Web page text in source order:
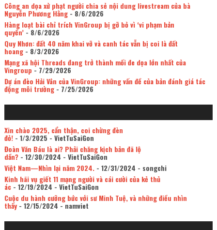
Công an dọa xử phạt người chia sẻ nội dung livestream của bà
Nguyễn Phương Hằng- 8/6/2026
Hàng loạt bài chỉ trích VinGroup bị gỡ bỏ vì ‘vi phạm bản
quyền’- 8/6/2026
Quy Nhơn: đất 40 năm khai vỡ và canh tác vẫn bị coi là đất
hoang- 8/3/2026
Mạng xã hội Threads đang trở thành mối đe dọa lớn nhất của
Vingroup - 7/29/2026
Dự án đèo Hải Vân của VinGroup: những vấn đề của bản đánh giá tác
động môi trường- 7/25/2026
Xin chào 2025, cẩn thận, coi chừng đèn
đỏ!- 1/3/2025 - VietTuSaiGon
Đoàn Văn Báu là ai? Phải chăng kịch bản đã lộ
dần?- 12/30/2024 - VietTuSaiGon
Việt Nam—Nhìn lại năm 2024.- 12/31/2024 - songchi
Kinh hãi vụ giết 11 mạng người và cái cười của kẻ thủ
ác- 12/19/2024 - VietTuSaiGon
Cuộc du hành cưỡng bức với sư Minh Tuệ, và những điều nhìn
thấy- 12/15/2024 - namviet